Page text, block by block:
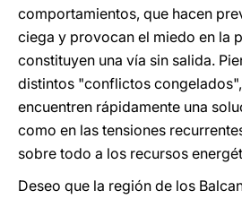
comportamientos, que hacen
ciega y provocan el miedo en la
constituyen una vía sin salida.
distintos "conflictos
encuentren rápidamente una
como en las tensiones
sobre todo a los recursos
Deseo que la región de los